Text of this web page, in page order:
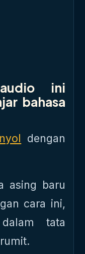
ini
bahasa
dengan
asing baru
cara ini,
tata